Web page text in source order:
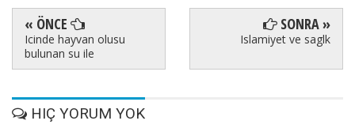
« ÖNCE
Icinde hayvan olusu
bulunan su ile
SONRA »
Islamiyet ve saglk
HIÇ YORUM YOK